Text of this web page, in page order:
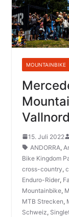
MOUNTAINBIKE
15. Juli 2022
ANDORRA,
Bike Kingdom
cross-country,
Enduro-Rider,
Mountainbike,
MTB Strecken,
Schweiz,